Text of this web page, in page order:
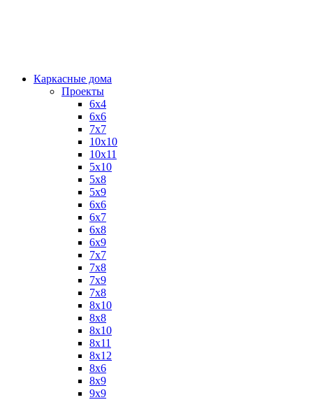
Каркасные дома
Проекты
6х4
6х6
7х7
10х10
10х11
5х10
5х8
5х9
6x6
6x7
6x8
6x9
7x7
7x8
7x9
7х8
8x10
8x8
8х10
8х11
8х12
8х6
8х9
9x9